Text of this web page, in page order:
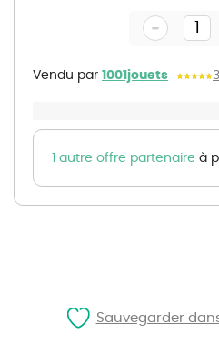
gallery
Vendu par 1001jouets
-
1 autre offre partenaire à
Sauvegarder